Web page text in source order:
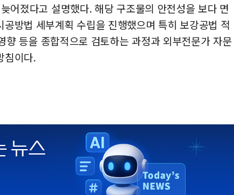
어졌다고 설명했다. 해당 구조물의 안전성을 보다 면
방법 세부계획 수립을 진행했으며 특히 보강공법 적
등을 종합적으로 검토하는 과정과 외부전문가 자문
침이다.